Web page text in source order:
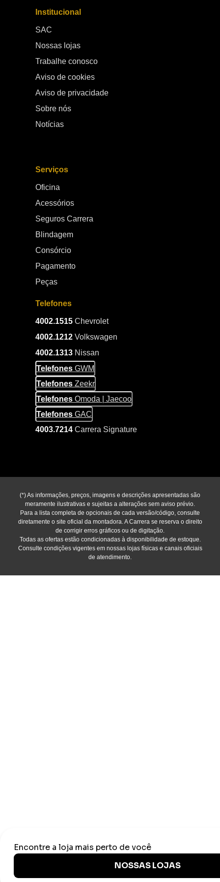
Institucional
SAC
Nossas lojas
Trabalhe conosco
Aviso de cookies
Aviso de privacidade
Sobre nós
Notícias
Serviços
Oficina
Acessórios
Seguros Carrera
Blindagem
Consórcio
Pagamento
Peças
Telefones
4002.1515 Chevrolet
4002.1212 Volkswagen
4002.1313 Nissan
Telefones GWM
Telefones Zeekr
Telefones Omoda | Jaecoo
Telefones GAC
4003.7214 Carrera Signature
(*) As informações, preços, imagens e descrições apresentadas são
meramente ilustrativas e sujeitas a alterações sem aviso prévio.
Para a lista completa de opcionais de cada versão/código, consulte
diretamente o site oficial da montadora. A Carrera se reserva o direito
de corrigir erros gráficos ou de digitação.
Todas as ofertas estão condicionadas à disponibilidade de estoque.
Consulte condições vigentes em nossas lojas físicas e canais oficiais
de atendimento.